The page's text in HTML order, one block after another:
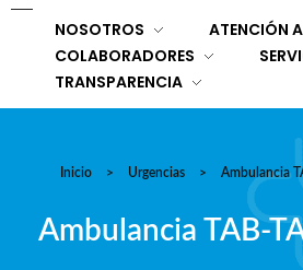
NOSOTROS
ATENCIÓN
COLABORADORES
TRANSPARENCIA
Inicio > Urgencias > Ambulancia
Ambulancia TAB-